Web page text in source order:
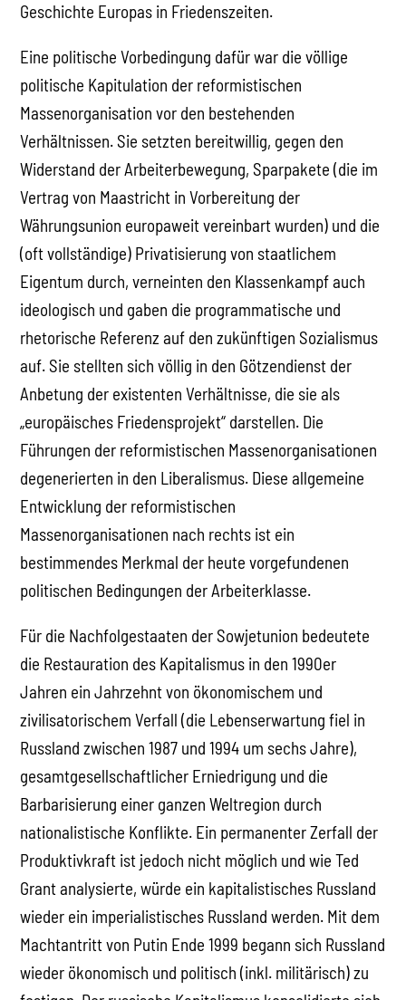
Geschichte Europas in Friedenszeiten.
Eine politische Vorbedingung dafür war die völlige
politische Kapitulation der reformistischen
Massenorganisation vor den bestehenden
Verhältnissen. Sie setzten bereitwillig, gegen den
Widerstand der Arbeiterbewegung, Sparpakete (die im
Vertrag von Maastricht in Vorbereitung der
Währungsunion europaweit vereinbart wurden) und die
(oft vollständige) Privatisierung von staatlichem
Eigentum durch, verneinten den Klassenkampf auch
ideologisch und gaben die programmatische und
rhetorische Referenz auf den zukünftigen Sozialismus
auf. Sie stellten sich völlig in den Götzendienst der
Anbetung der existenten Verhältnisse, die sie als
„europäisches Friedensprojekt“ darstellen. Die
Führungen der reformistischen Massenorganisationen
degenerierten in den Liberalismus. Diese allgemeine
Entwicklung der reformistischen
Massenorganisationen nach rechts ist ein
bestimmendes Merkmal der heute vorgefundenen
politischen Bedingungen der Arbeiterklasse.
Für die Nachfolgestaaten der Sowjetunion bedeutete
die Restauration des Kapitalismus in den 1990er
Jahren ein Jahrzehnt von ökonomischem und
zivilisatorischem Verfall (die Lebenserwartung fiel in
Russland zwischen 1987 und 1994 um sechs Jahre),
gesamtgesellschaftlicher Erniedrigung und die
Barbarisierung einer ganzen Weltregion durch
nationalistische Konflikte. Ein permanenter Zerfall der
Produktivkraft ist jedoch nicht möglich und wie Ted
Grant analysierte, würde ein kapitalistisches Russland
wieder ein imperialistisches Russland werden. Mit dem
Machtantritt von Putin Ende 1999 begann sich Russland
wieder ökonomisch und politisch (inkl. militärisch) zu